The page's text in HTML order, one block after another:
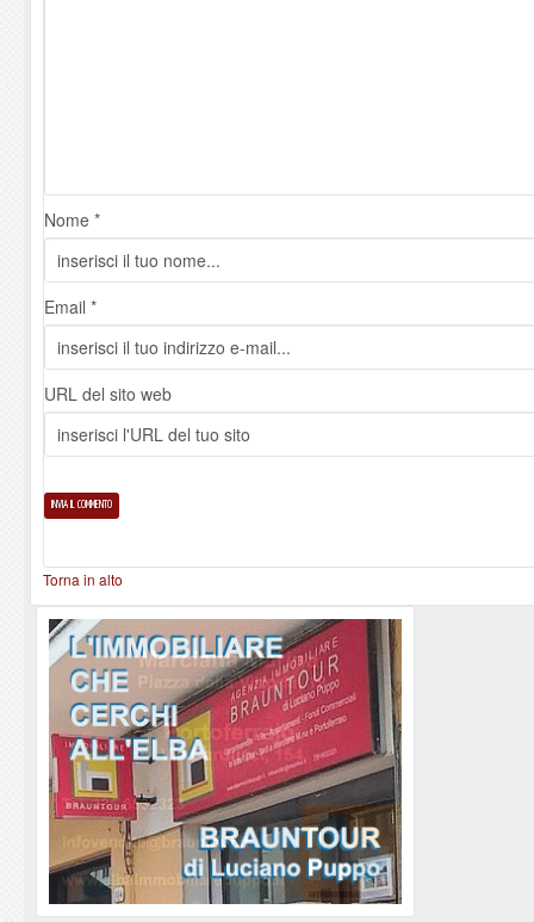
Nome *
Email *
URL del sito web
Torna in alto